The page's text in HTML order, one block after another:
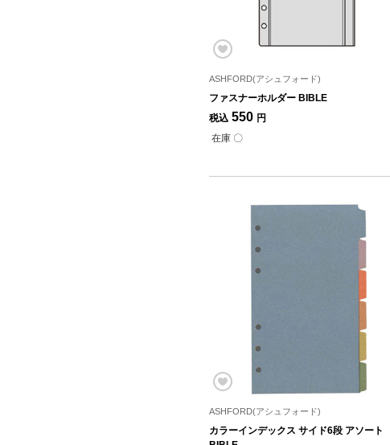
ASHFORD(アシュフォード)
ファスナーホルダー BIBLE
税込 550 円
在庫 〇
ASHFORD(アシュフォード)
カラーインデックス サイド6段 アソート